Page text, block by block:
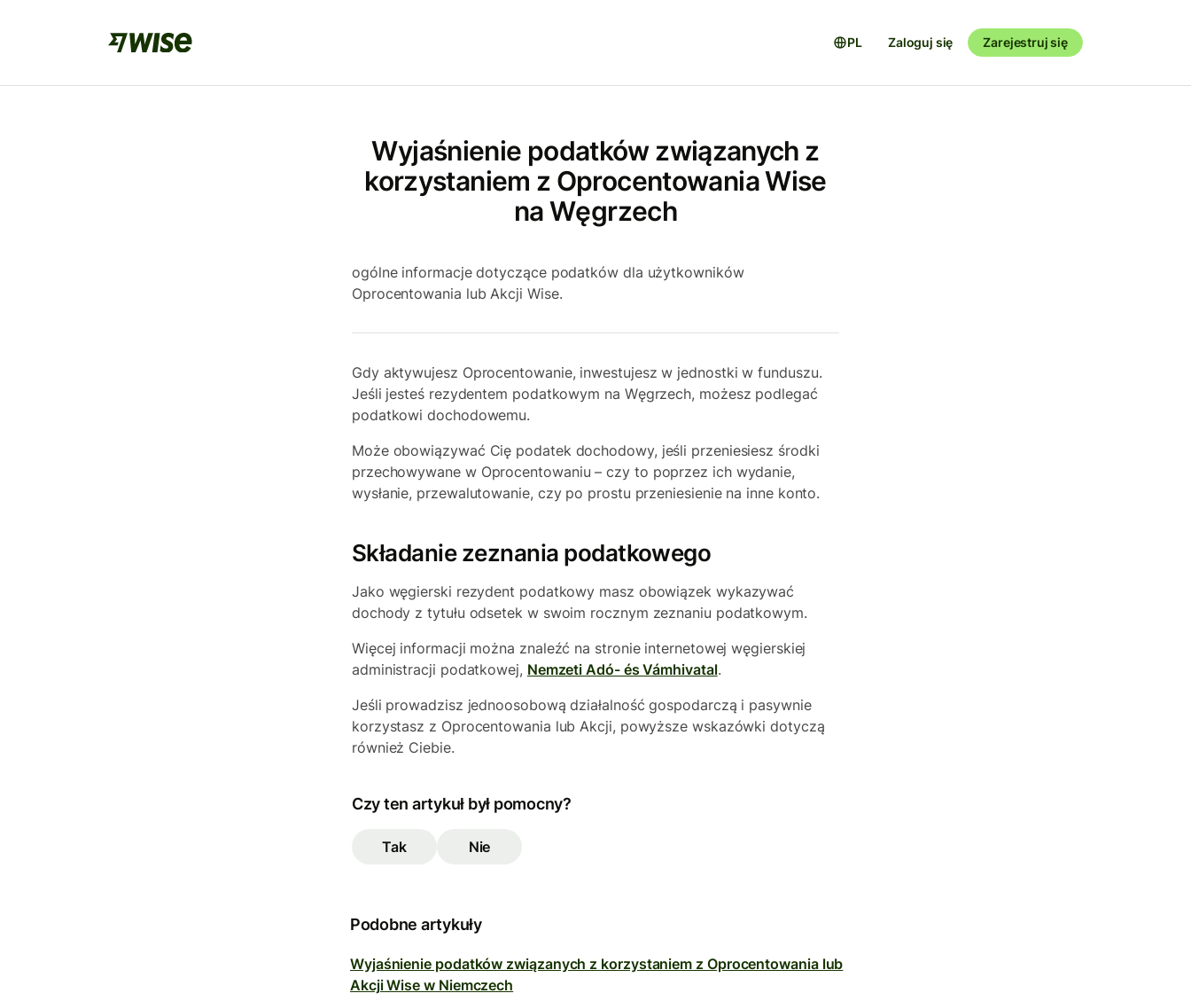
PL Zaloguj się Zarejestruj się
Wyjaśnienie podatków związanych z
korzystaniem z Oprocentowania Wise
na Węgrzech
ogólne informacje dotyczące podatków dla użytkowników
Oprocentowania lub Akcji Wise.
Gdy aktywujesz Oprocentowanie, inwestujesz w jednostki w funduszu.
Jeśli jesteś rezydentem podatkowym na Węgrzech, możesz podlegać
podatkowi dochodowemu.
Może obowiązywać Cię podatek dochodowy, jeśli przeniesiesz środki
przechowywane w Oprocentowaniu – czy to poprzez ich wydanie,
wysłanie, przewalutowanie, czy po prostu przeniesienie na inne konto.
Składanie zeznania podatkowego
Jako węgierski rezydent podatkowy masz obowiązek wykazywać
dochody z tytułu odsetek w swoim rocznym zeznaniu podatkowym.
Więcej informacji można znaleźć na stronie internetowej węgierskiej
administracji podatkowej, Nemzeti Adó- és Vámhivatal.
Jeśli prowadzisz jednoosobową działalność gospodarczą i pasywnie
korzystasz z Oprocentowania lub Akcji, powyższe wskazówki dotyczą
również Ciebie.
Czy ten artykuł był pomocny?
Tak Nie
Podobne artykuły
Wyjaśnienie podatków związanych z korzystaniem z Oprocentowania lub
Akcji Wise w Niemczech